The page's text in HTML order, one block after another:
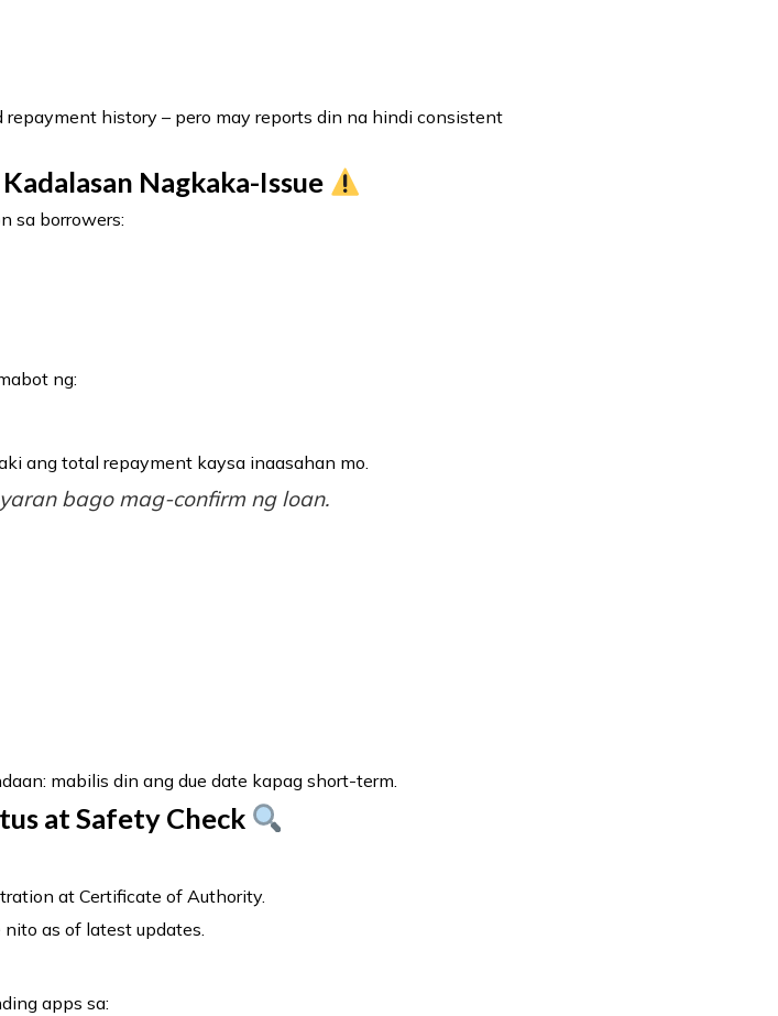
history – pero may reports din na hindi consistent
Nagkaka-Issue
sa borrowers:
ng:
ang total repayment kaysa inaasahan mo.
bago mag-confirm ng loan.
mabilis din ang due date kapag short-term.
at Safety Check
at Certificate of Authority.
as of latest updates.
apps sa: